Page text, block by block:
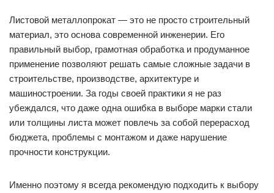
Листовой металлопрокат — это не просто строительный
материал, это основа современной инженерии. Его
правильный выбор, грамотная обработка и продуманное
применение позволяют решать самые сложные задачи в
строительстве, производстве, архитектуре и
машиностроении. За годы своей практики я не раз
убеждался, что даже одна ошибка в выборе марки стали
или толщины листа может повлечь за собой перерасход
бюджета, проблемы с монтажом и даже нарушение
прочности конструкции.
Именно поэтому я всегда рекомендую подходить к выбору